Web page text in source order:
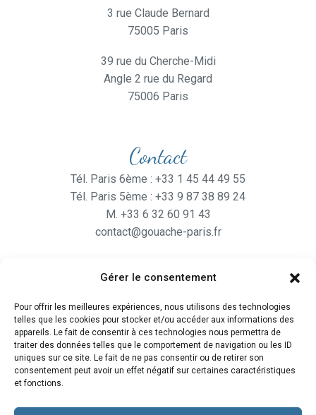
Gérer le consentement
Pour offrir les meilleures expériences, nous utilisons des technologies
telles que les cookies pour stocker et/ou accéder aux informations des
appareils. Le fait de consentir à ces technologies nous permettra de
traiter des données telles que le comportement de navigation ou les ID
uniques sur ce site. Le fait de ne pas consentir ou de retirer son
consentement peut avoir un effet négatif sur certaines caractéristiques
et fonctions.
3 rue Claude Bernard
75005 Paris
39 rue du Cherche-Midi
Angle 2 rue du Regard
75006 Paris
Contact
Tél. Paris 6ème : +33 1 45 44 49 55
Tél. Paris 5ème : +33 9 87 38 89 24
M. +33 6 32 60 91 43
contact@gouache-paris.fr
Ouvertdu lundi au Vendredi
de 9H30 à 19H
et le Samedi de 10H à 19H